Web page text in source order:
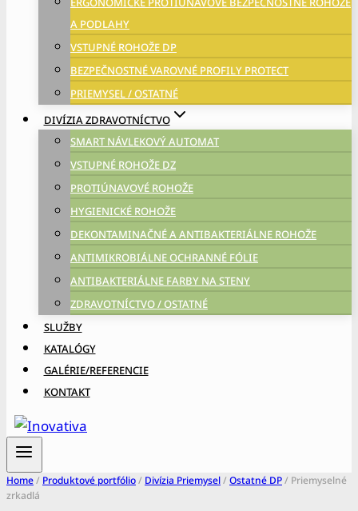
A PODLAHY
VSTUPNÉ ROHOŽE DP
BEZPEČNOSTNÉ VAROVNÉ PROFILY PROTECT
PRIEMYSEL / OSTATNÉ
DIVÍZIA ZDRAVOTNÍCTVO
SMART NÁVLEKOVÝ AUTOMAT
VSTUPNÉ ROHOŽE DZ
PROTIÚNAVOVÉ ROHOŽE
HYGIENICKÉ ROHOŽE
DEKONTAMINAČNÉ A ANTIBAKTERIÁLNE ROHOŽE
ANTIMIKROBIÁLNE OCHRANNÉ FÓLIE
ANTIBAKTERIÁLNE FARBY NA STENY
ZDRAVOTNÍCTVO / OSTATNÉ
SLUŽBY
KATALÓGY
GALÉRIE/REFERENCIE
KONTAKT
Home/ Produktové portfólio/ Divízia Priemysel/ Ostatné DP/ Priemyselné
zrkadlá